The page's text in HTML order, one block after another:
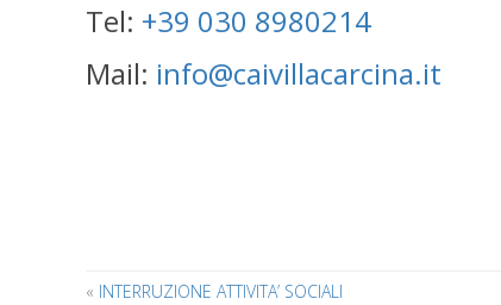
Tel: +39 030 8980214
Mail: info@caivillacarcina.it
« INTERRUZIONE ATTIVITA’ SOCIALI